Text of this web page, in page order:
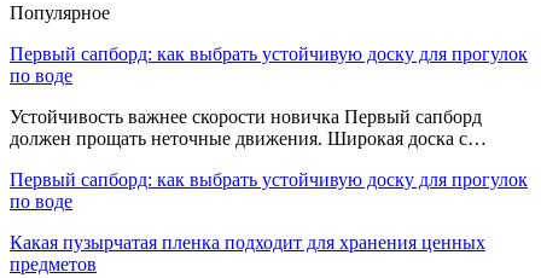
Популярное
Первый сапборд: как выбрать устойчивую доску для прогулок
по воде
Устойчивость важнее скорости новичка Первый сапборд
должен прощать неточные движения. Широкая доска с…
Первый сапборд: как выбрать устойчивую доску для прогулок
по воде
Какая пузырчатая пленка подходит для хранения ценных
предметов